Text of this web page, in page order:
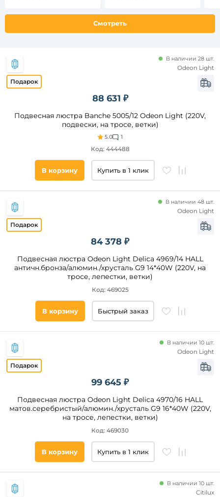
монтажная
пластина
на
Технические
особенности
Регулировка
цветовой
температуры
WiFi
Напряжение
питания, В
Общая
мощность,
Вт
ярусов
Подобрать
Смотреть
88 631 ₽
Подвесная люстра Banche 5005/12 Odeon Light (220V,
подвески, на тросе, ветки)
5.0 1
В наличии 28 шт.
Код: 444488
Odeon Light
В корзину Купить в 1 клик
84 378 ₽
Подвесная люстра Odeon Light Delica 4969/14 HALL
античн.бронза/алюмин./хрусталь G9 14*40W (220V, на
тросе, лепестки, ветки)
В наличии 48 шт.
Код: 469025
Odeon Light
В корзину Быстрый заказ
99 645 ₽
Подвесная люстра Odeon Light Delica 4970/16 HALL
матов.серебристый/алюмин./хрусталь G9 16*40W (220V,
на тросе, лепестки, ветки)
В наличии 10 шт.
Код: 469030
Odeon Light
В корзину Купить в 1 клик
В наличии 10 шт.
Citilux